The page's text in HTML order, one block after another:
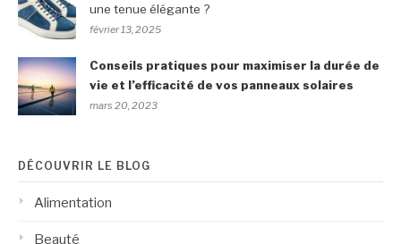
une tenue élégante ?
février 13, 2025
Conseils pratiques pour maximiser la durée de
vie et l’efficacité de vos panneaux solaires
mars 20, 2023
DÉCOUVRIR LE BLOG
Alimentation
Beauté